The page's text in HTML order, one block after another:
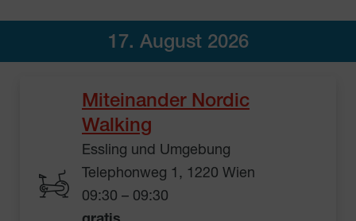
17. August 2026
Miteinander Nordic
Walking
Essling und Umgebung
Telephonweg 1, 1220 Wien
09:30 – 09:30